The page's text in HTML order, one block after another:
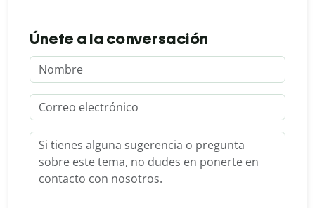
Únete a la conversación